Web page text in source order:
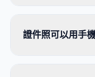
證件照可以用手